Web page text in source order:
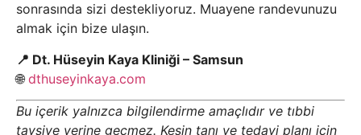
sonrasında sizi destekliyoruz. Muayene randevunuzu
almak için bize ulaşın.
📍 Dt. Hüseyin Kaya Kliniği – Samsun
🌐dthuseyinkaya.com
Bu içerik yalnızca bilgilendirme amaçlıdır ve tıbbi
tavsiye yerine geçmez. Kesin tanı ve tedavi planı için